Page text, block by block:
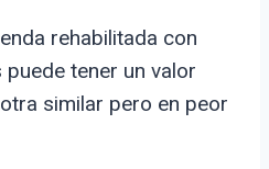
rehabilitada con
tener un valor
similar pero en peor